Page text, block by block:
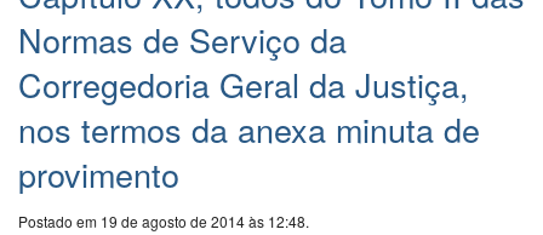
Normas de Serviço da
Corregedoria Geral da Justiça,
nos termos da anexa minuta de
provimento
Postado em 19 de agosto de 2014 às 12:48.